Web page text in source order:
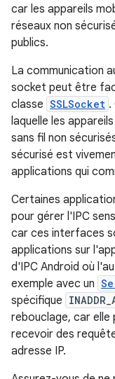
car les appareils
réseaux non
publics.
La communication
socket peut être
classe SSLSocket .
laquelle les
sans fil non
sécurisé est
applications qui
Certaines
pour gérer l'IPC
car ces interfaces
applications sur
d'IPC Android où
exemple avec un
spécifique
rebouclage, car
recevoir des
adresse IP.